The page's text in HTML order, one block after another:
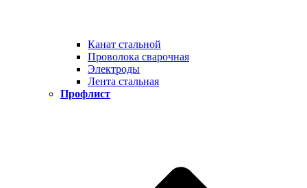
Канат стальной
Проволока сварочная
Электроды
Лента стальная
Профлист